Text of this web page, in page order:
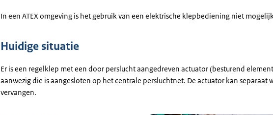
In een ATEX omgeving is het gebruik van een elektrische klepbediening niet
Huidige situatie
Er is een regelklep met een door perslucht aangedreven actuator (besturend
aanwezig die is aangesloten op het centrale persluchtnet. De actuator kan separaat
vervangen.